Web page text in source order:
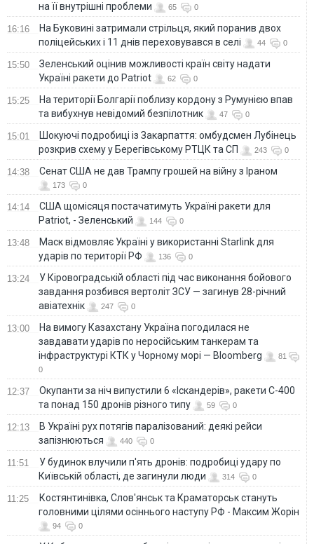
на її внутрішні проблеми
65 0
16:16
На Буковині затримали стрільця, який поранив двох
поліцейських і 11 днів переховувався в селі
44 0
15:50
Зеленський оцінив можливості країн світу надати
Україні ракети до Patriot
62 0
15:25
На території Болгарії поблизу кордону з Румунією впав
та вибухнув невідомий безпілотник
47 0
15:01
Шокуючі подробиці із Закарпаття: омбудсмен Лубінець
розкрив схему у Берегівському РТЦК та СП
243 0
14:38 Сенат США не дав Трампу грошей на війну з Іраном
173 0
14:14
США щомісяця постачатимуть Україні ракети для
Patriot, - Зеленський
144 0
13:48
Маск відмовляє Україні у використанні Starlink для
ударів по території РФ
136 0
13:24
У Кіровоградській області під час виконання бойового
завдання розбився вертоліт ЗСУ — загинув 28-річний
авіатехнік
247 0
13:00
На вимогу Казахстану Україна погодилася не
завдавати ударів по неросійським танкерам та
інфраструктурі КТК у Чорному морі — Bloomberg
81
0
12:37
Окупанти за ніч випустили 6 «Іскандерів», ракети С-400
та понад 150 дронів різного типу
59 0
12:13
В Україні рух потягів паралізований: деякі рейси
запізнюються
440 0
11:51
У будинок влучили п'ять дронів: подробиці удару по
Київській області, де загинули люди
314 0
11:25
Костянтинівка, Слов'янськ та Краматорськ стануть
головними цілями осіннього наступу РФ - Максим Жорін
94 0